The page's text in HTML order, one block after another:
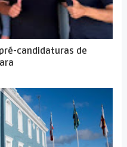
candidaturas de